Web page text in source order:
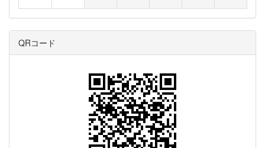
QRコード